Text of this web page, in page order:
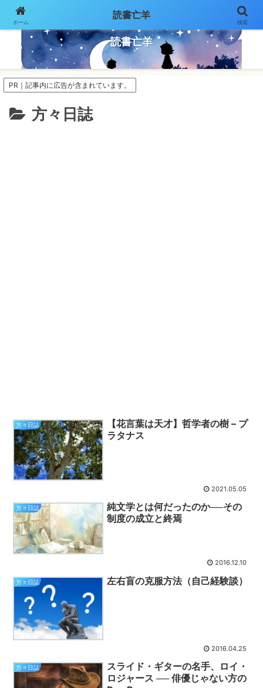
読書亡羊
PR｜記事内に広告が含まれています。
方々日誌
方々日誌
【花言葉は天才】哲学者の樹 – プ
ラタナス
2021.05.05
方々日誌
純文学とは何だったのか──その
制度の成立と終焉
2016.12.10
方々日誌 左右盲の克服方法（自己経験談）
2016.04.25
方々日誌
スライド・ギターの名手、ロイ・
ロジャース ── 俳優じゃない方の
ホーム
読書亡羊
検索